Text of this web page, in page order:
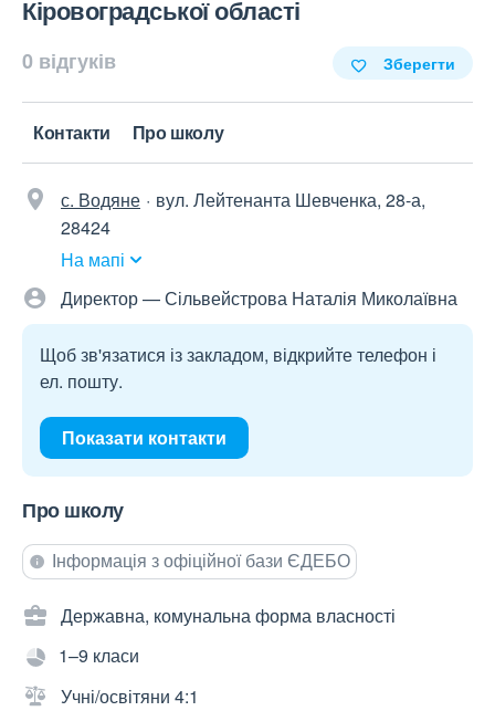
Кіровоградської області
0 відгуків Зберегти
Контакти Про школу
с. Водяне
вул. Лейтенанта Шевченка, 28-а,
28424
На мапі
Директор — Сільвейстрова Наталія Миколаївна
Щоб зв'язатися із закладом, відкрийте телефон і
ел. пошту.
Показати контакти
Про школу
Інформація з офіційної бази ЄДЕБО
Державна, комунальна форма власності
1–9 класи
Учні/освітяни 4:1